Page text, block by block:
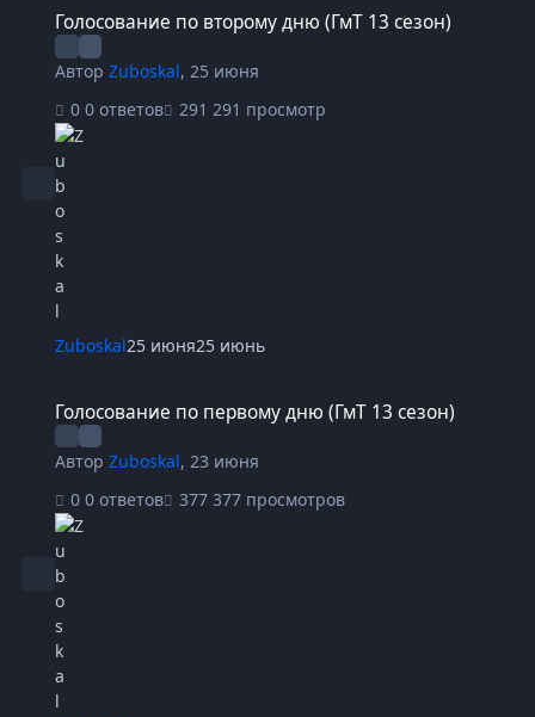
Голосование по второму дню (ГмТ 13 сезон)
АвторZuboskal,25 июня
0 ответов
291 просмотр
Zuboskal25 июня25 июнь
Голосование по первому дню (ГмТ 13 сезон)
АвторZuboskal,23 июня
0 ответов
377 просмотров